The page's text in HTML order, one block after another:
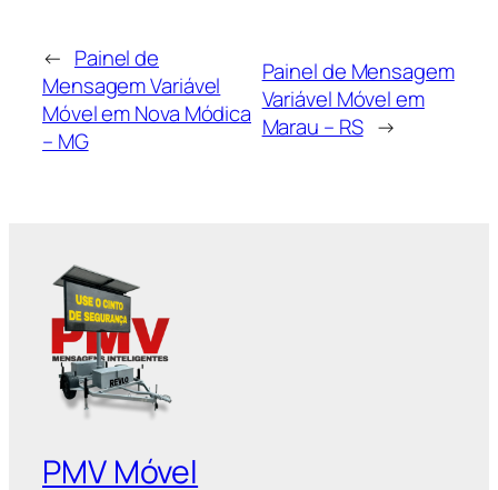
← Painel de
Mensagem Variável
Móvel em Nova Módica
– MG
Painel de Mensagem
Variável Móvel em
Marau – RS →
PMV Móvel